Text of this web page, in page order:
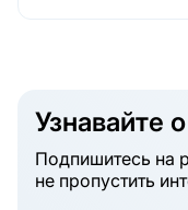
Узнавайте
Подпишитесь на
не пропустить